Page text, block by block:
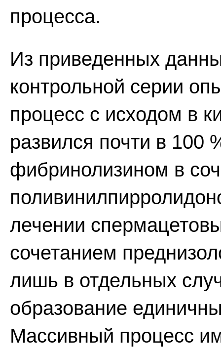
процесса.
Из приведенных
контрольной серии
процесс с исходом в
развился почти в 100
фибринолизином в
лечении
сочетанием
лишь в отдельных
образование
Массивный процесс